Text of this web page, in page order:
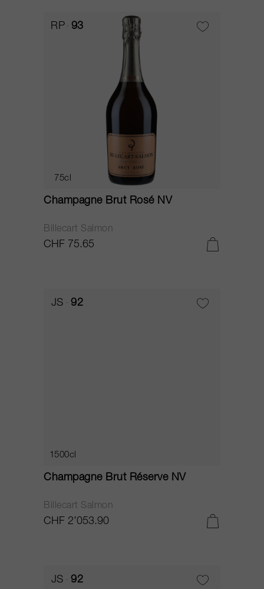
RP 93
75cl
Champagne Brut Rosé NV
Billecart Salmon
CHF 75.65
JS 92
1500cl
Champagne Brut Réserve NV
Billecart Salmon
CHF 2’053.90
JS 92